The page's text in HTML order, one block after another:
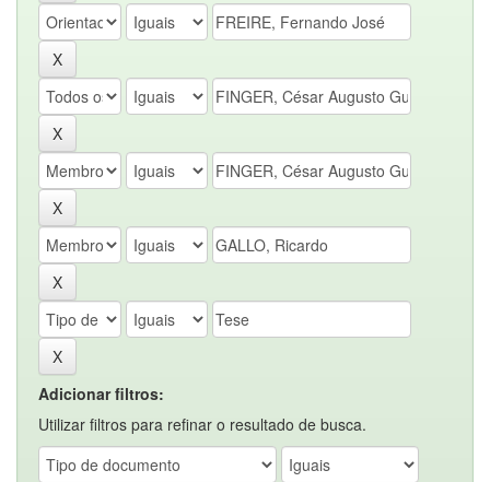
Adicionar filtros:
Utilizar filtros para refinar o resultado de busca.